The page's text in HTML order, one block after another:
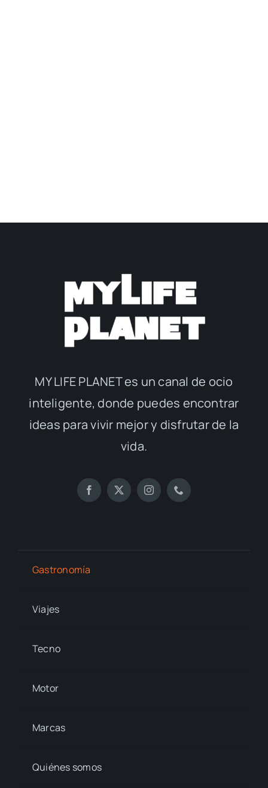
MY LIFE PLANET es un canal de ocio
inteligente, donde puedes encontrar
ideas para vivir mejor y disfrutar de la
vida.
Gastronomía
Viajes
Tecno
Motor
Marcas
Quiénes somos